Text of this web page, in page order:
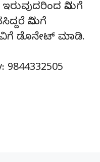
ಇರುವುದರಿಂದ ನಿಮಗೆ
ನಿಮಗೆ
ಡೊನೇಟ್‌ ಮಾಡಿ.
9844332505